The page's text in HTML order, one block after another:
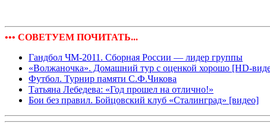
••• СОВЕТУЕМ ПОЧИТАТЬ...
Гандбол ЧМ-2011. Сборная России — лидер группы
«Волжаночка». Домашний тур с оценкой хорошо [HD-
Футбол. Турнир памяти С.Ф.Чикова
Татьяна Лебедева: «Год прошел на отлично!»
Бои без правил. Бойцовский клуб «Сталинград» [видео]